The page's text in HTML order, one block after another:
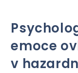
emoce
v